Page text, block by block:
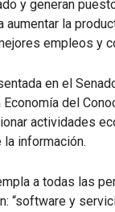
y generan
aumentar la
empleos y
en el
Economía del
actividades
información.
a todas las
“software y